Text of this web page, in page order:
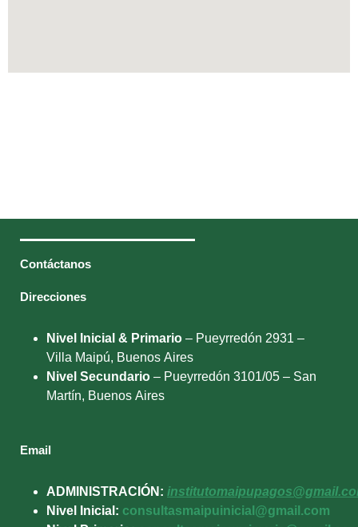
Contáctanos
Direcciones
Nivel Inicial & Primario – Pueyrredón 2931 –
Villa Maipú, Buenos Aires
Nivel Secundario – Pueyrredón 3101/05 – San
Martín, Buenos Aires
Email
ADMINISTRACIÓN:
Nivel Inicial: consultasmaipuinicial@gmail.com